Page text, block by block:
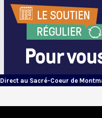
Direct au Sacré-Coeur de